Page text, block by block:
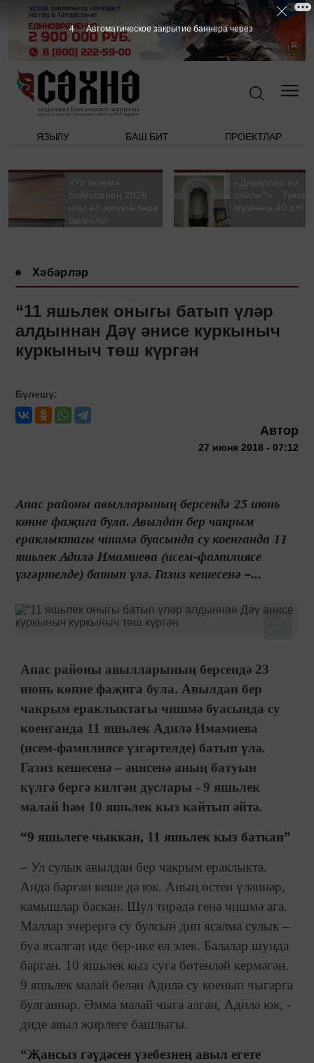
ЯЗЫЛУ БАШ БИТ ПРОЕКТЛАР
«Үз телем»
бәйгесенең 2026
нчы ел җиңүчеләре
билгеле!
«Диварлар ни
сөйли?» - Тукай
музеена 40 ел!
Хәбәрләр
“11 яшьлек оныгы батып үләр
алдыннан Дәү әнисе куркыныч
куркыныч төш күргән
Бүлешү:
Автор
27 июня 2018 - 07:12
Апас районы авылларының берсендә 23 июнь
көнне фаҗига була. Авылдан бер чакрым
ераклыктагы чишмә буасында су коенганда 11
яшьлек Адилә Имамиева (исем-фамилиясе
үзгәртелде) батып үлә. Газиз кешесенә –...
Апас районы авылларының берсендә 23
июнь көнне фаҗига була. Авылдан бер
чакрым ераклыктагы чишмә буасында су
коенганда 11 яшьлек Адилә Имамиева
(исем-фамилиясе үзгәртелде) батып үлә.
Газиз кешесенә – әнисенә аның батуын
күлгә бергә килгән дуслары - 9 яшьлек
малай һәм 10 яшьлек кыз кайтып әйтә.
“9 яшьлеге чыккан, 11 яшьлек кыз баткан”
– Ул сулык авылдан бер чакрым ераклыкта.
Анда барган кеше дә юк. Аның өстен үләннәр,
камышлар баскан. Шул тирәдә генә чишмә ага.
Маллар эчерергә су булсын дип ясалма сулык –
буа ясалган иде бер-ике ел элек. Балалар шунда
барган. 10 яшьлек кыз суга бөтенләй кермәгән.
9 яшьлек малай белән Адилә су коенып чыгарга
булганнар. Әмма малай чыга алган, Адилә юк, -
диде авыл җирлеге башлыгы.
“Җансыз гәүдәсен үзебезнең авыл егете
3 Автоматическое закрытие баннера через